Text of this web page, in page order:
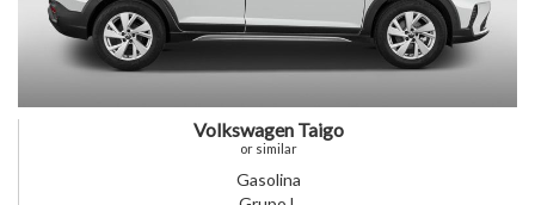
Volkswagen Taigo
or similar
Gasolina